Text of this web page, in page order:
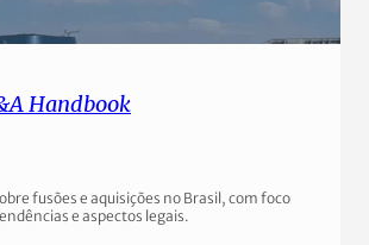
Handbook
fusões e aquisições no Brasil, com foco
e aspectos legais.